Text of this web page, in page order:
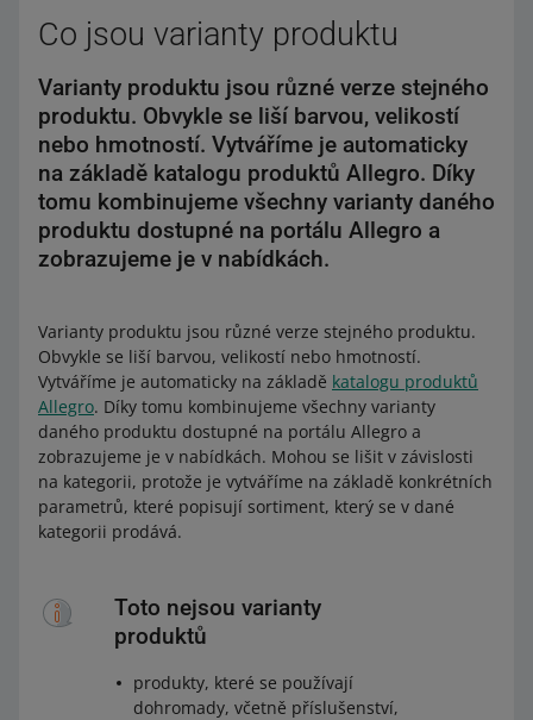
Co jsou varianty produktu
Varianty produktu jsou různé verze stejného
produktu. Obvykle se liší barvou, velikostí
nebo hmotností. Vytváříme je automaticky
na základě katalogu produktů Allegro. Díky
tomu kombinujeme všechny varianty daného
produktu dostupné na portálu Allegro a
zobrazujeme je v nabídkách.
Varianty produktu jsou různé verze stejného produktu.
Obvykle se liší barvou, velikostí nebo hmotností.
Vytváříme je automaticky na základě katalogu produktů
Allegro. Díky tomu kombinujeme všechny varianty
daného produktu dostupné na portálu Allegro a
zobrazujeme je v nabídkách. Mohou se lišit v závislosti
na kategorii, protože je vytváříme na základě konkrétních
parametrů, které popisují sortiment, který se v dané
kategorii prodává.
Toto nejsou varianty
produktů
produkty, které se používají
dohromady, včetně příslušenství,